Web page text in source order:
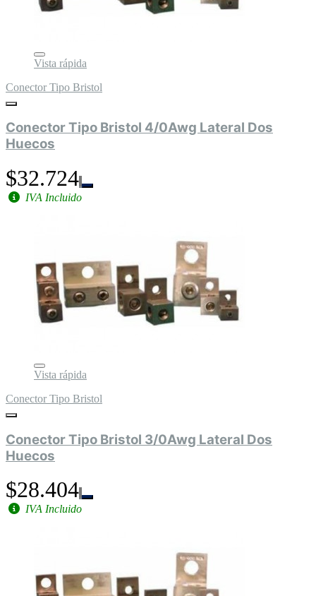
Vista rápida
Conector Tipo Bristol
Conector Tipo Bristol 4/0Awg Lateral Dos
Huecos
$32.724
IVA Incluido
Vista rápida
Conector Tipo Bristol
Conector Tipo Bristol 3/0Awg Lateral Dos
Huecos
$28.404
IVA Incluido